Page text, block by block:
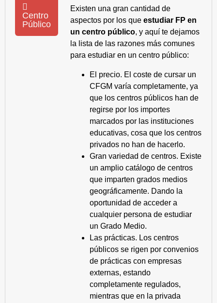
Centro
Público
Existen una gran cantidad de
aspectos por los que estudiar FP en
un centro público, y aquí te dejamos
la lista de las razones más comunes
para estudiar en un centro público:
El precio. El coste de cursar un
CFGM varía completamente, ya
que los centros públicos han de
regirse por los importes
marcados por las instituciones
educativas, cosa que los centros
privados no han de hacerlo.
Gran variedad de centros. Existe
un amplio catálogo de centros
que imparten grados medios
geográficamente. Dando la
oportunidad de acceder a
cualquier persona de estudiar
un Grado Medio.
Las prácticas. Los centros
públicos se rigen por convenios
de prácticas con empresas
externas, estando
completamente regulados,
mientras que en la privada